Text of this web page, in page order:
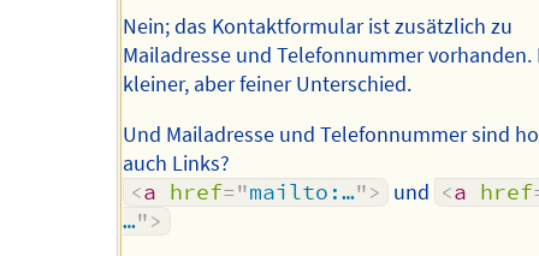
Nein; das Kontaktformular ist zusätzlich zu
Mailadresse und Telefonnummer vorhanden.
kleiner, aber feiner Unterschied.
Und Mailadresse und Telefonnummer sind
auch Links?
<a href="mailto:…"> und <a href
…">